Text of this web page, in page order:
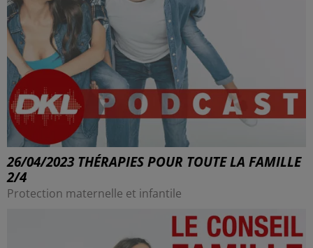
26/04/2023 THÉRAPIES POUR TOUTE LA FAMILLE
2/4
Protection maternelle et infantile